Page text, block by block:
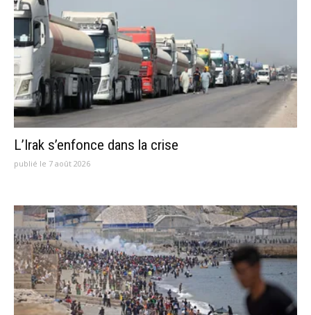
L’Irak s’enfonce dans la crise
publié le 7 août 2026